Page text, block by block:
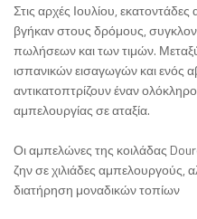
Στις αρχές Ιουλίου,
βγήκαν στους δρόμους,
πωλήσεων και των τιμών.
ισπανικών εισαγωγών και ενός
αντικατοπτρίζουν έναν
αμπελουργίας σε αταξία.
Οι αμπελώνες της κοιλάδας
ζην σε χιλιάδες αμπελουργούς,
διατήρηση μοναδικών τοπίων